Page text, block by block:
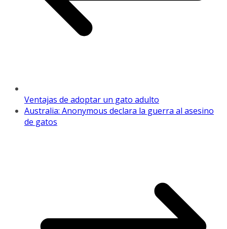
Ventajas de adoptar un gato adulto
Australia: Anonymous declara la guerra al asesino
de gatos